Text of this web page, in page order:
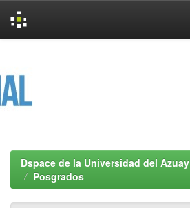
Dspace de la Universidad del Azuay
Posgrados